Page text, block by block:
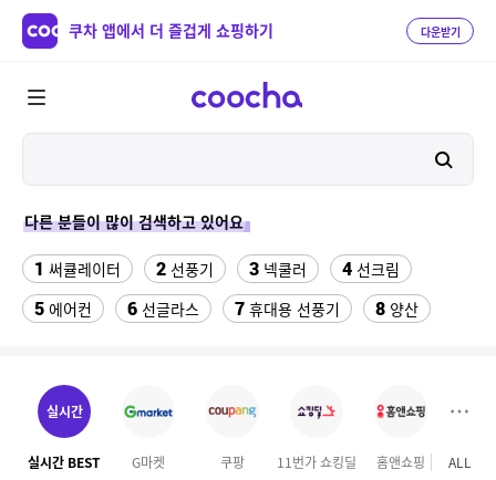
쿠차 앱에서 더 즐겁게 쇼핑하기 다운받기
다른 분들이 많이 검색하고 있어요
1 써큘레이터 2 선풍기 3 넥쿨러 4 선크림
5 에어컨 6 선글라스 7 휴대용 선풍기 8 양산
11 수향미쌀10kg특등급
13 위닉스 dn3e170 lwk
15 차량햇빛가리개 풍기인견바지 ALL
실시간
실시간 BEST G마켓 쿠팡 11번가 쇼킹딜 홈앤쇼핑 하이